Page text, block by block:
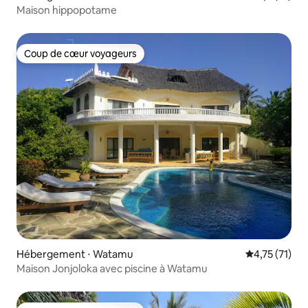
Maison hippopotame
Coup de cœur voyageurs
Coup de cœur voyageurs
Hébergement ⋅ Watamu Évaluation
4,75 (71)
Maison Jonjoloka avec piscine à Watamu